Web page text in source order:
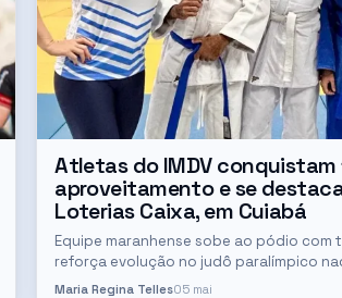
Atletas do IMDV conquistam
aproveitamento e se
Loterias Caixa, em Cuiabá
Equipe maranhense sobe ao pódio com
reforça evolução no judô paralímpico
Maranhense de Deficientes Visuais
Maria Regina Telles05 mai